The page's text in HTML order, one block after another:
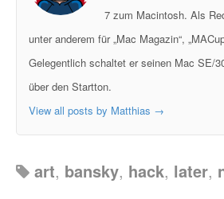
7 zum Macintosh. Als
unter anderem für „Mac Magazin“,
Gelegentlich schaltet er seinen Mac SE/
über den Startton.
View all posts by Matthias →
art, bansky, hack, later,